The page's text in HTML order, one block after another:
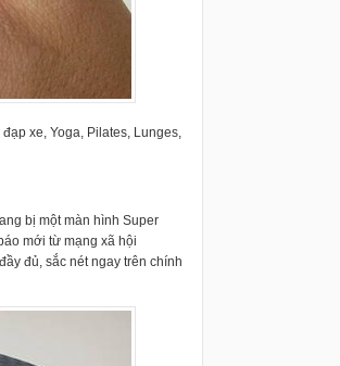
xe, Yoga, Pilates, Lunges,
bị một màn hình Super
mới từ mạng xã hội
đủ, sắc nét ngay trên chính